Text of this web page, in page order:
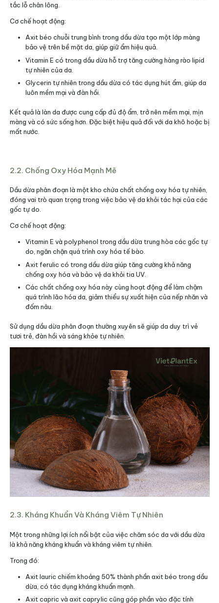
tắc lỗ chân lông.
Cơ chế hoạt động:
Axit béo chuỗi trung bình trong dầu dừa tạo một lớp màng
bảo vệ trên bề mặt da, giúp giữ ẩm hiệu quả.
Vitamin E có trong dầu dừa hỗ trợ tăng cường hàng rào lipid
tự nhiên của da.
Glycerin tự nhiên trong dầu dừa có tác dụng hút ẩm, giúp da
luôn mềm mại và đàn hồi.
Kết quả là làn da được cung cấp đủ độ ẩm, trở nên mềm mại, mịn
màng và có sức sống hơn. Đặc biệt hiệu quả đối với da khô hoặc bị
mất nước.
2.2. Chống Oxy Hóa Mạnh Mẽ
Dầu dừa phân đoạn là một kho chứa chất chống oxy hóa tự nhiên,
đóng vai trò quan trọng trong việc bảo vệ da khỏi tác hại của các
gốc tự do.
Cơ chế hoạt động:
Vitamin E và polyphenol trong dầu dừa trung hòa các gốc tự
do, ngăn chặn quá trình oxy hóa tế bào.
Axit ferulic có trong dầu dừa giúp tăng cường khả năng
chống oxy hóa và bảo vệ da khỏi tia UV.
Các chất chống oxy hóa này cùng hoạt động để làm chậm
quá trình lão hóa da, giảm thiểu sự xuất hiện của nếp nhăn và
đốm nâu.
Sử dụng dầu dừa phân đoạn thường xuyên sẽ giúp da duy trì vẻ
tươi trẻ, đàn hồi và sáng khỏe tự nhiên.
2.3. Kháng Khuẩn Và Kháng Viêm Tự Nhiên
Một trong những lợi ích nổi bật của việc chăm sóc da với dầu dừa
là khả năng kháng khuẩn và kháng viêm tự nhiên.
Trong đó:
Axit lauric chiếm khoảng 50% thành phần axit béo trong dầu
dừa, có tác dụng kháng khuẩn mạnh.
Axit capric và axit caprylic cũng góp phần vào đặc tính